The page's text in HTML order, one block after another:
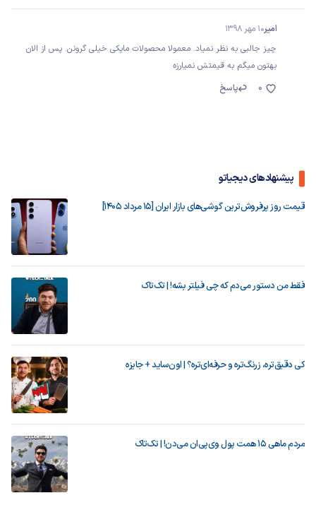
امیر10 مهر 1398
چیز جالبی به نظر نمیاد. معمولا محصولات مایکی خیلی گرونن. پس از الان
بهتون میگم به قیمتش نمیارزه
پاسخ
0
پیشنهادهای دیجیاتو
قیمت روز پرفروش‌ترین گوشی‌های بازار ایران [15 مرداد 1405]
فقط من دستور می‌دم که چی فیلتر بشه! | تک‌تاک
کی دقیق‌تره، زرنگ‌تره و حرفه‌ای‌تره؟ | اون‌ساید + جایزه
مردم ماهی ۱۵ همت پول وی‌پی‌ان می‌دن! | تک‌تاک